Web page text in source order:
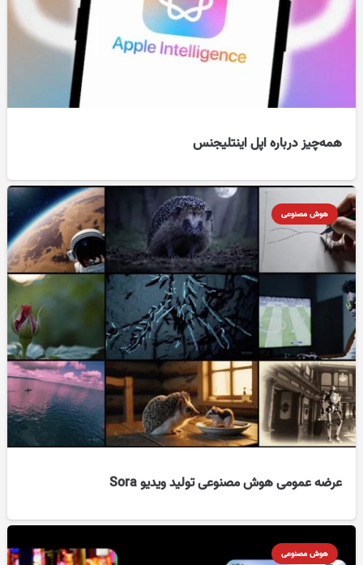
همه‌چیز درباره اپل اینتلیجنس
هوش مصنوعی
عرضه عمومی هوش مصنوعی تولید ویدیو Sora
هوش مصنوعی